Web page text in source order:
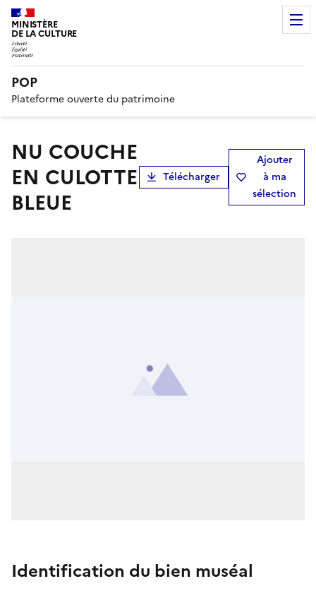
MINISTÈRE
DE LA CULTURE
POP
Plateforme ouverte du patrimoine
NU COUCHE
EN CULOTTE
BLEUE
Télécharger
Ajouter
à ma
sélection
Identification du bien muséal